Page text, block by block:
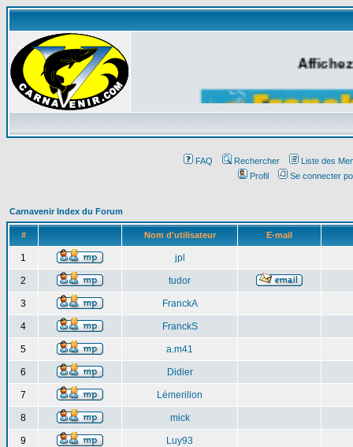
FAQ Rechercher
Liste des
Profil
Se connecter
Carnavenir Index du Forum
# Nom d'utilisateur E-mail
1 jpl
2 tudor
3 FranckA
4 FranckS
5 a.m41
6 Didier
7 Lémerillon
8 mick
9 Luy93